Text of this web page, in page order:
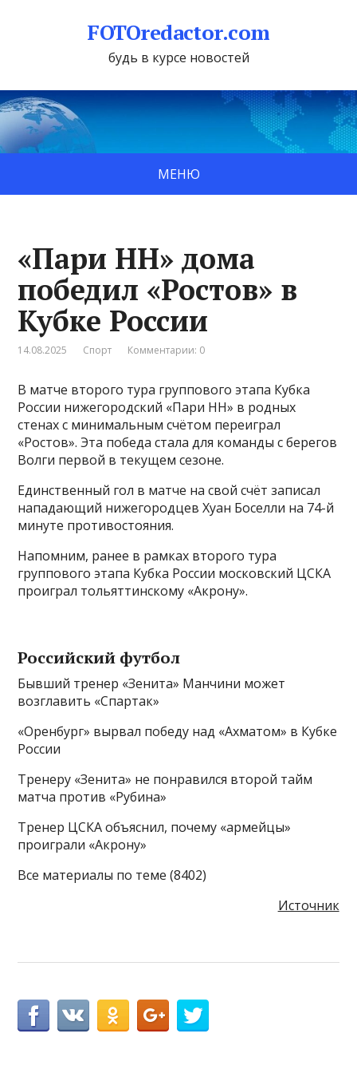
FOTOredactor.com
будь в курсе новостей
МЕНЮ
«Пари НН» дома
победил «Ростов» в
Кубке России
14.08.2025 Спорт Комментарии: 0
В матче второго тура группового этапа Кубка
России нижегородский «Пари НН» в родных
стенах с минимальным счётом переиграл
«Ростов». Эта победа стала для команды с берегов
Волги первой в текущем сезоне.
Единственный гол в матче на свой счёт записал
нападающий нижегородцев Хуан Боселли на 74-й
минуте противостояния.
Напомним, ранее в рамках второго тура
группового этапа Кубка России московский ЦСКА
проиграл тольяттинскому «Акрону».
Российский футбол
Бывший тренер «Зенита» Манчини может
возглавить «Спартак»
«Оренбург» вырвал победу над «Ахматом» в Кубке
России
Тренеру «Зенита» не понравился второй тайм
матча против «Рубина»
Тренер ЦСКА объяснил, почему «армейцы»
проиграли «Акрону»
Все материалы по теме (8402)
Источник